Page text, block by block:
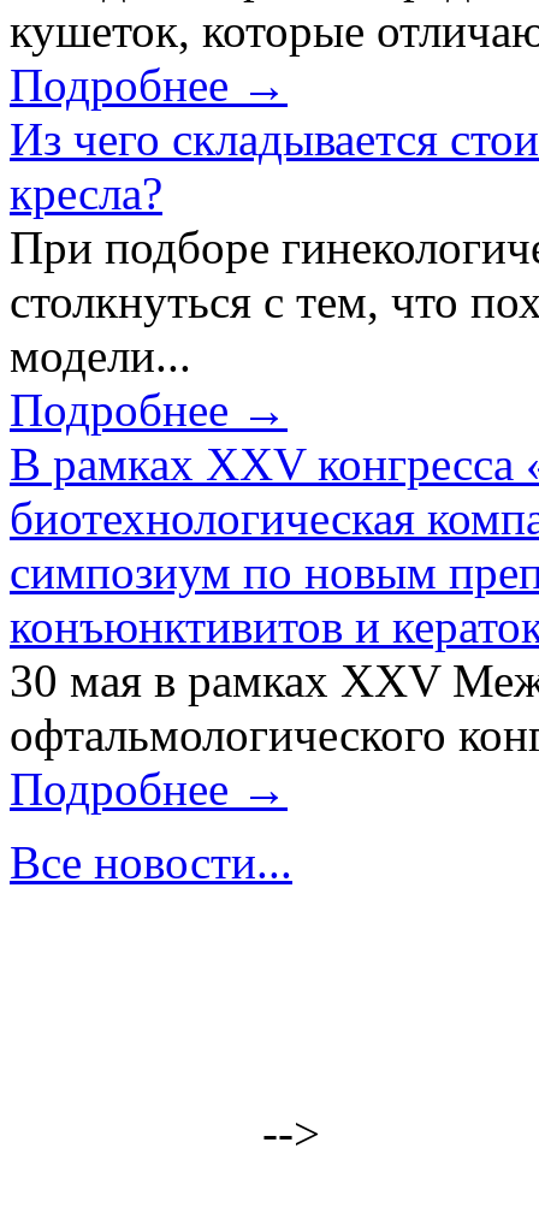
кушеток, которые
Подробнее →
Из чего складывается
кресла?
При подборе
столкнуться с тем, что
модели...
Подробнее →
В рамках XXV конгресса
биотехнологическая
симпозиум по новым
конъюнктивитов и
30 мая в рамках XXV
офтальмологического
Подробнее →
Все новости...
-->